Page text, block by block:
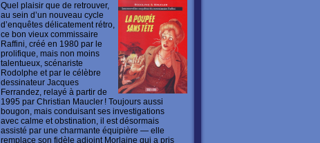
Quel plaisir que de retrouver,
au sein d’un nouveau cycle
d’enquêtes délicatement rétro,
ce bon vieux commissaire
Raffini, créé en 1980 par le
prolifique, mais non moins
talentueux, scénariste
Rodolphe et par le célèbre
dessinateur Jacques
Ferrandez, relayé à partir de
1995 par Christian Maucler ! Toujours aussi
bougon, mais conduisant ses investigations
avec calme et obstination, il est désormais
assisté par une charmante équipière — elle
remplace son fidèle adjoint Morlaine qui a pris